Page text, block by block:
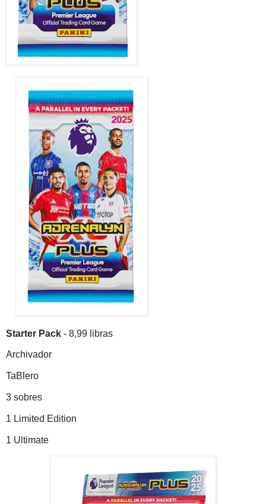
Starter Pack - 8,99 libras
Archivador
TaBlero
3 sobres
1 Limited Edition
1 Ultimate